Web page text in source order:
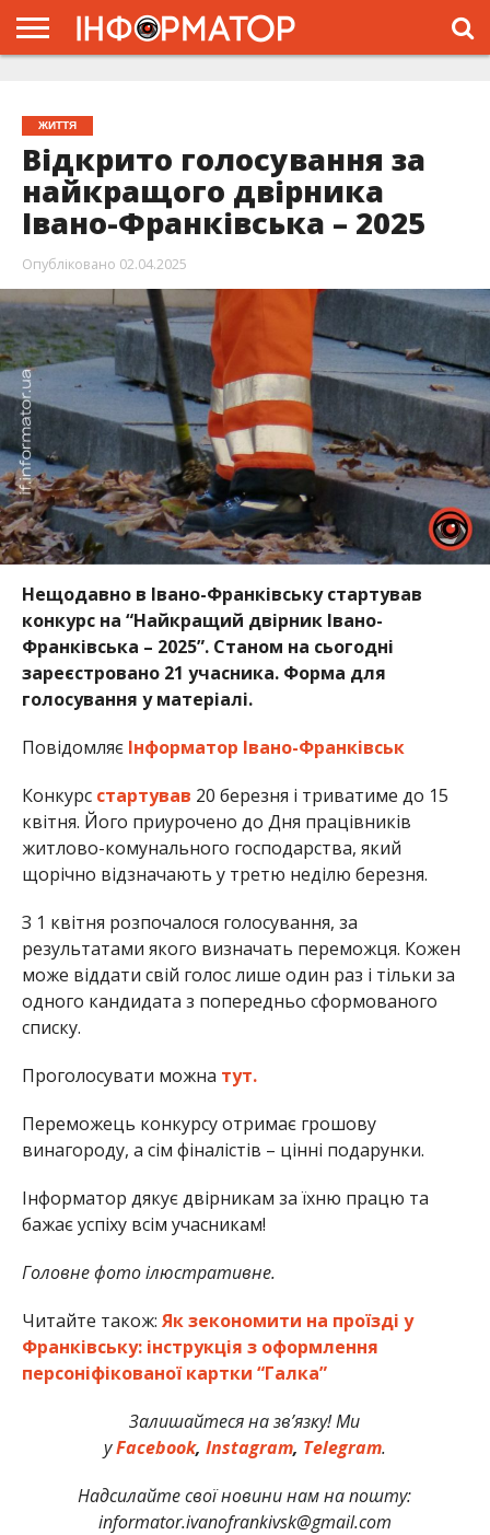
ЖИТТЯ
Відкрито голосування за
найкращого двірника
Івано-Франківська – 2025
Опубліковано 02.04.2025
Нещодавно в Івано-Франківську стартував
конкурс на “Найкращий двірник Івано-
Франківська – 2025”. Станом на сьогодні
зареєстровано 21 учасника. Форма для
голосування у матеріалі.
Повідомляє Інформатор Івано-Франківськ
Конкурс стартував 20 березня і триватиме до 15
квітня. Його приурочено до Дня працівників
житлово-комунального господарства, який
щорічно відзначають у третю неділю березня.
З 1 квітня розпочалося голосування, за
результатами якого визначать переможця. Кожен
може віддати свій голос лише один раз і тільки за
одного кандидата з попередньо сформованого
списку.
Проголосувати можна тут.
Переможець конкурсу отримає грошову
винагороду, а сім фіналістів – цінні подарунки.
Інформатор дякує двірникам за їхню працю та
бажає успіху всім учасникам!
Головне фото ілюстративне.
Читайте також: Як зекономити на проїзді у
Франківську: інструкція з оформлення
персоніфікованої картки “Галка”
Залишайтеся на зв’язку! Ми
уFacebook, Instagram, Telegram.
Надсилайте свої новини нам на пошту:
informator.ivanofrankivsk@gmail.com